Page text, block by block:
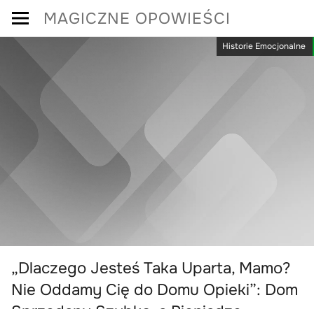
Skip
MAGICZNE OPOWIEŚCI
Historie Emocjonalne
„Dlaczego Jesteś Taka Uparta, Mamo?
Nie Oddamy Cię do Domu Opieki”: Dom